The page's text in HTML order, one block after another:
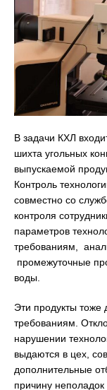
В задачи КХЛ
шихта угольных
выпускаемой
Контроль
совместно со
контроля
параметров
требованиям,
промежуточные
воды.
Эти продукты тоже
требованиям.
нарушении
выдаются в цех,
дополнительные
причину неполадок